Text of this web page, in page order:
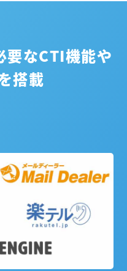
要なCTI機能や
搭載